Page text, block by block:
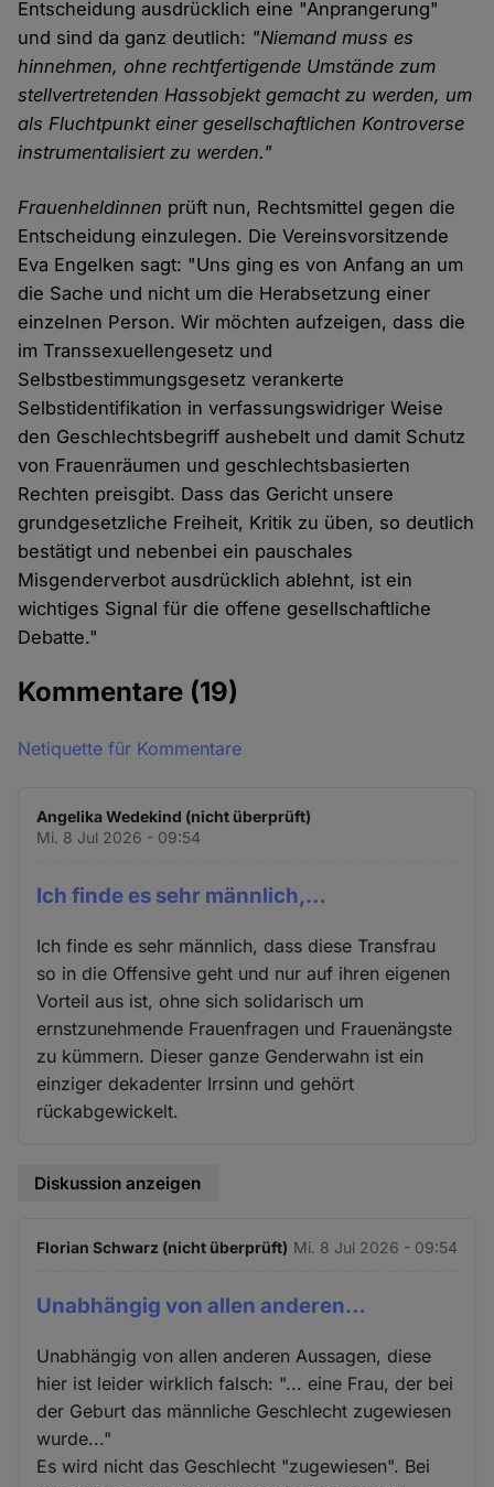
Entscheidung ausdrücklich eine "Anprangerung"
und sind da ganz deutlich: "Niemand muss es
hinnehmen, ohne rechtfertigende Umstände zum
stellvertretenden Hassobjekt gemacht zu werden, um
als Fluchtpunkt einer gesellschaftlichen Kontroverse
instrumentalisiert zu werden."
Frauenheldinnen prüft nun, Rechtsmittel gegen die
Entscheidung einzulegen. Die Vereinsvorsitzende
Eva Engelken sagt: "Uns ging es von Anfang an um
die Sache und nicht um die Herabsetzung einer
einzelnen Person. Wir möchten aufzeigen, dass die
im Transsexuellengesetz und
Selbstbestimmungsgesetz verankerte
Selbstidentifikation in verfassungswidriger Weise
den Geschlechtsbegriff aushebelt und damit Schutz
von Frauenräumen und geschlechtsbasierten
Rechten preisgibt. Dass das Gericht unsere
grundgesetzliche Freiheit, Kritik zu üben, so deutlich
bestätigt und nebenbei ein pauschales
Misgenderverbot ausdrücklich ablehnt, ist ein
wichtiges Signal für die offene gesellschaftliche
Debatte."
Kommentare (19)
Netiquette für Kommentare
Angelika Wedekind (nicht überprüft)
Mi. 8 Jul 2026 - 09:54
Ich finde es sehr männlich,…
Ich finde es sehr männlich, dass diese Transfrau
so in die Offensive geht und nur auf ihren eigenen
Vorteil aus ist, ohne sich solidarisch um
ernstzunehmende Frauenfragen und Frauenängste
zu kümmern. Dieser ganze Genderwahn ist ein
einziger dekadenter Irrsinn und gehört
rückabgewickelt.
Diskussion anzeigen
Florian Schwarz (nicht überprüft) Mi. 8 Jul 2026 - 09:54
Unabhängig von allen anderen…
Unabhängig von allen anderen Aussagen, diese
hier ist leider wirklich falsch: "... eine Frau, der bei
der Geburt das männliche Geschlecht zugewiesen
wurde..."
Es wird nicht das Geschlecht "zugewiesen". Bei